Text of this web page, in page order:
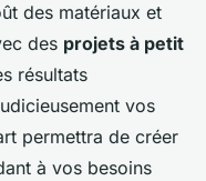
des matériaux et
des projets à petit
résultats
vos
permettra de créer
à vos besoins